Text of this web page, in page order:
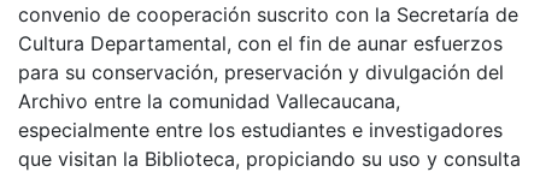
convenio de cooperación suscrito con la Secretaría de
Cultura Departamental, con el fin de aunar esfuerzos
para su conservación, preservación y divulgación del
Archivo entre la comunidad Vallecaucana,
especialmente entre los estudiantes e investigadores
que visitan la Biblioteca, propiciando su uso y consulta